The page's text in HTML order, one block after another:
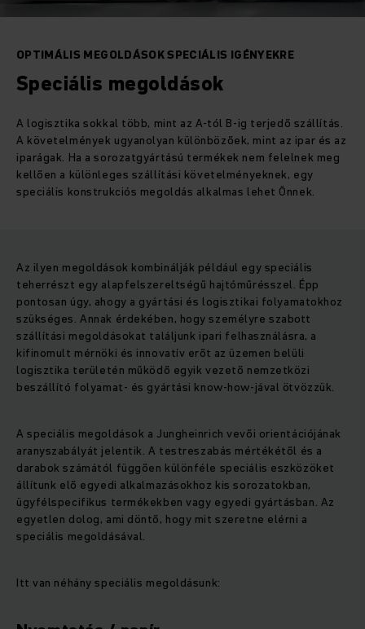
OPTIMÁLIS MEGOLDÁSOK SPECIÁLIS IGÉNYEKRE
Speciális megoldások
A logisztika sokkal több, mint az A-tól B-ig terjedő szállítás.
A követelmények ugyanolyan különbözőek, mint az ipar és az
iparágak. Ha a sorozatgyártású termékek nem felelnek meg
kellően a különleges szállítási követelményeknek, egy
speciális konstrukciós megoldás alkalmas lehet Önnek.
Az ilyen megoldások kombinálják például egy speciális
teherrészt egy alapfelszereltségű hajtóműrésszel. Épp
pontosan úgy, ahogy a gyártási és logisztikai folyamatokhoz
szükséges. Annak érdekében, hogy személyre szabott
szállítási megoldásokat találjunk ipari felhasználásra, a
kifinomult mérnöki és innovatív erőt az üzemen belüli
logisztika területén működő egyik vezető nemzetközi
beszállító folyamat- és gyártási know-how-jával ötvözzük.
A speciális megoldások a Jungheinrich vevői orientációjának
aranyszabályát jelentik. A testreszabás mértékétől és a
darabok számától függően különféle speciális eszközöket
állítunk elő egyedi alkalmazásokhoz kis sorozatokban,
ügyfélspecifikus termékekben vagy egyedi gyártásban. Az
egyetlen dolog, ami döntő, hogy mit szeretne elérni a
speciális megoldásával.
Itt van néhány speciális megoldásunk: